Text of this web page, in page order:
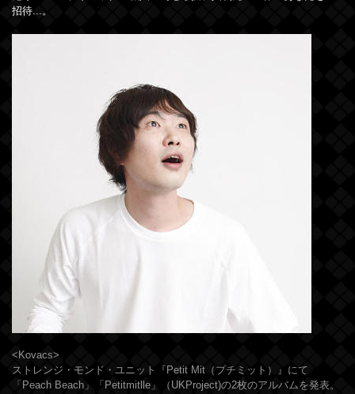
招待...。
<Kovacs>
ストレンジ・モンド・ユニット『Petit Mit（プチミット）』にて
「Peach Beach」「Petitmitlle」（UKProject)の2枚のアルバムを発表。